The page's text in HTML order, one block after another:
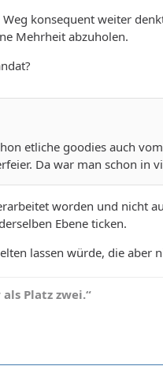
konsequent weiter
Mehrheit abzuholen.
etliche goodies auch
Da war man schon in
worden und nicht
Ebene ticken.
lassen würde, die
Platz zwei.“